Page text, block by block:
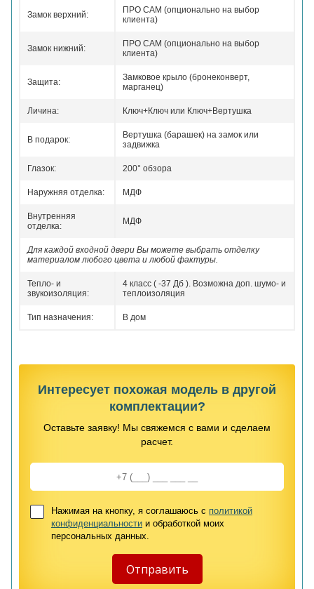
Замок верхний:
ПРО САМ (опционально на выбор
клиента)
Замок нижний:
ПРО САМ (опционально на выбор
клиента)
Защита:
Замковое крыло (бронеконверт,
марганец)
Личина: Ключ+Ключ или Ключ+Вертушка
В подарок:
Вертушка (барашек) на замок или
задвижка
Глазок: 200° обзора
Наружняя отделка: МДФ
Внутренняя
отделка:
МДФ
Для каждой входной двери Вы можете выбрать отделку
материалом любого цвета и любой фактуры.
Тепло- и
звукоизоляция:
4 класс ( -37 Дб ). Возможна доп. шумо- и
теплоизоляция
Тип назначения: В дом
Интересует похожая модель в другой
комплектации?
Оставьте заявку! Мы свяжемся с вами и сделаем
расчет.
Нажимая на кнопку, я соглашаюсь с политикой
конфиденциальности и обработкой моих
персональных данных.